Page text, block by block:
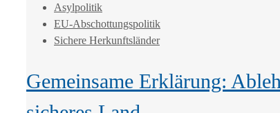
Asylpolitik
EU-Abschottungspolitik
Sichere Herkunftsländer
Gemeinsame Erklärung: